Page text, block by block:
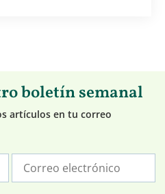
boletín semanal
artículos en tu correo